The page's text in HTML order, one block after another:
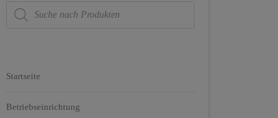
search
Startseite
Betriebseinrichtung